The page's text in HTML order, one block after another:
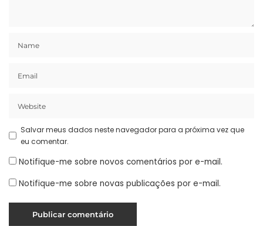
Salvar meus dados neste navegador para a próxima vez que
eu comentar.
Notifique-me sobre novos comentários por e-mail.
Notifique-me sobre novas publicações por e-mail.